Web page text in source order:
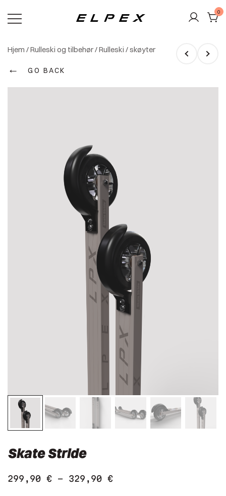
0
Hjem /Rulleski og tilbehør/Rulleski /skøyter
← GO BACK
Skate Stride
299,90 € – 329,90 €